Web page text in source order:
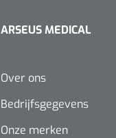
ARSEUS MEDICAL
Over ons
Bedrijfsgegevens
Onze merken